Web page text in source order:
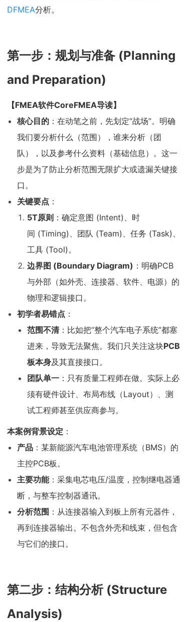
DFMEA分析。
第一步：规划与准备 (Planning
and Preparation)
【FMEA软件CoreFMEA导读】
核心目的 ：在动笔之前，先划定“战场”。明确
我们要分析什么（范围），谁来分析（团
队），以及参考什么资料（基础信息）。这一
步是为了防止分析范围无限扩大或遗漏关键接
口。
关键要点 ：
5T原则 ：确定意图 (Intent)、时
间 (Timing)、团队 (Team)、任务 (Task)、
工具 (Tool)。
边界图 (Boundary Diagram) ：明确PCB
与外部（如外壳、连接器、软件、电源）的
物理和逻辑接口。
初学者易错点 ：
范围不清：比如把“整个汽车电子系统”都塞
进来，导致无法聚焦。我们只关注这块PCB
板本身及其直接接口。
团队单一 ：只有质量工程师在做。实际上必
须有硬件设计、布局布线（Layout）、测
试工程师甚至供应商参与。
本案例背景设定 ：
产品 ：某新能源汽车电池管理系统（BMS）的
主控PCB板。
主要功能：采集电芯电压/温度，控制继电器通
断，与整车控制器通讯。
分析范围 ：从连接器输入到板上所有元器件，
再到连接器输出。不包含外壳和线束，但包含
与它们的接口。
第二步：结构分析 (Structure
Analysis)